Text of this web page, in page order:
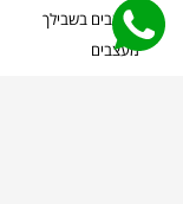
מעצבים בשבילך
מעצבים